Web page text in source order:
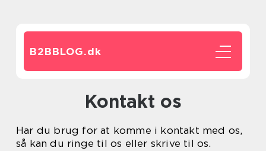
B2BBLOG.dk
Kontakt os
Har du brug for at komme i kontakt med os,
så kan du ringe til os eller skrive til os.